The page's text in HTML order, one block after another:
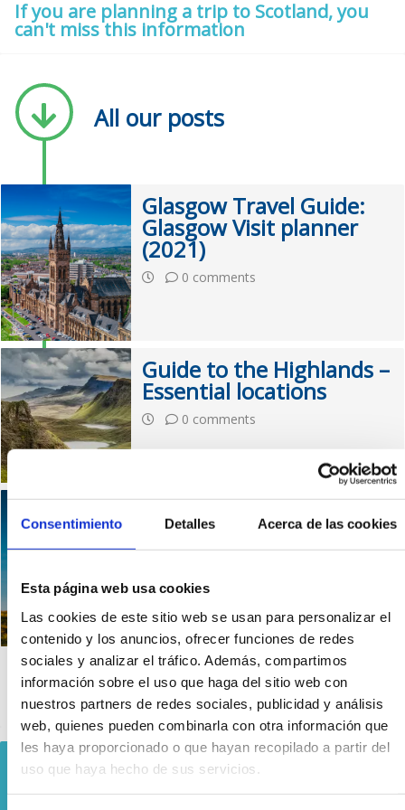
Consentimiento Detalles Acerca de las cookies
Esta página web usa cookies
Las cookies de este sitio web se usan para personalizar el
contenido y los anuncios, ofrecer funciones de redes
sociales y analizar el tráfico. Además, compartimos
información sobre el uso que haga del sitio web con
nuestros partners de redes sociales, publicidad y análisis
web, quienes pueden combinarla con otra información que
les haya proporcionado o que hayan recopilado a partir del
uso que haya hecho de sus servicios.
If you are planning a trip to Scotland, you
can't miss this information
All our posts
Glasgow Travel Guide:
Glasgow Visit planner
(2021)
0 comments
Guide to the Highlands –
Essential locations
0 comments
Craigh Na Dun: The Real
Outlander Stones in
Escocia
0 comments
There are 10
available tours